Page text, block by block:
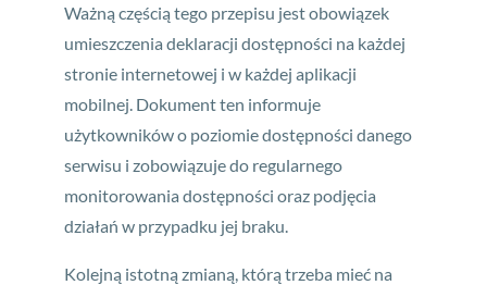
Ważną częścią tego przepisu jest obowiązek
umieszczenia deklaracji dostępności na każdej
stronie internetowej i w każdej aplikacji
mobilnej. Dokument ten informuje
użytkowników o poziomie dostępności danego
serwisu i zobowiązuje do regularnego
monitorowania dostępności oraz podjęcia
działań w przypadku jej braku.
Kolejną istotną zmianą, którą trzeba mieć na